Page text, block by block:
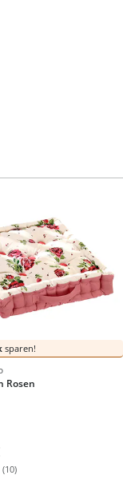
sparen!
Rosen
(10)